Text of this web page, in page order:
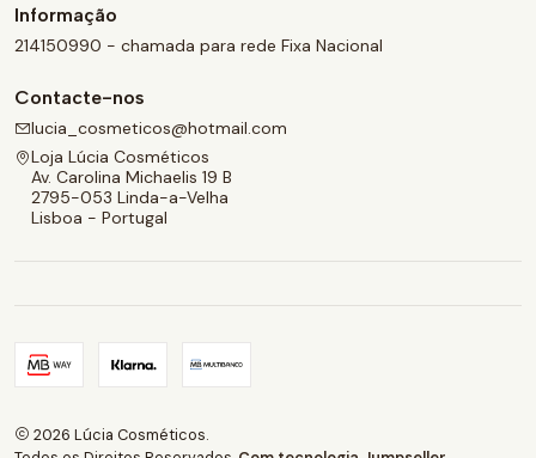
Informação
214150990 - chamada para rede Fixa Nacional
Contacte-nos
lucia_cosmeticos@hotmail.com
Loja Lúcia Cosméticos
Av. Carolina Michaelis 19 B
2795-053 Linda-a-Velha
Lisboa - Portugal
2026 Lúcia Cosméticos.